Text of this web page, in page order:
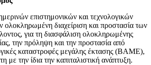
επιστημονικών και τεχνολογικών
ολοκληρωμένη διαχείριση και προστασία των
για τη διασφάλιση ολοκληρωμένης
την πρόληψη και την προστασία από
καταστροφές μεγάλης έκτασης (ΒΑΜΕ),
με την ίδια την καπιταλιστική ανάπτυξη.